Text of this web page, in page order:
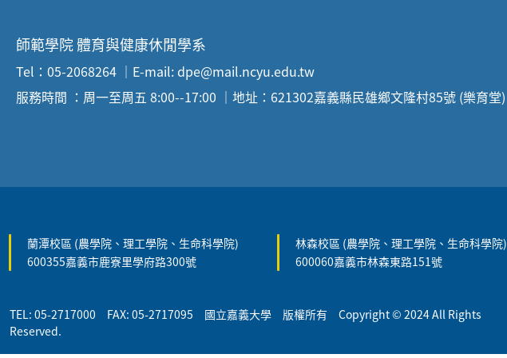
師範學院 體育與健康休閒學系
Tel：05-2068264 ｜E-mail: dpe@mail.ncyu.edu.tw
服務時間 ：周一至周五 8:00--17:00 ｜地址：621302嘉義縣民雄鄉文隆村85號 (樂育堂)
蘭潭校區 (農學院、理工學院、生命科學院)
600355嘉義市鹿寮里學府路300號
林森校區 (農學院、理工學院、生命科學院)
600060嘉義市林森東路151號
TEL: 05-2717000 FAX: 05-2717095 國立嘉義大學 版權所有 Copyright © 2024 All Rights
Reserved.